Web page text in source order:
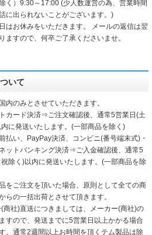
除く）9:30～17:00 (少人数運営の為、営業時間
に出られないことがございます。)
はお休みをいただきます。 メールの返信は翌
ますので、何卒ご了承くださいませ。
いて
内のみとさせていただきます。
カード決済⇒ご注文確認後、通常5営業日(土
内に発送いたします。(一部商品を除く)
払い、PayPay決済、コンビニ(番号端末式)・
ットバンキング決済⇒ご入金確認後、通常5
除く)以内に発送いたします。(一部商品を除
をご注文を頂いた場合、原則として全ての商
らの一括出荷とさせて頂きます。
社)直送につきましては、メーカー(商社)の
すので、発送までに5営業日以上かかる場合
。通常2週間以上お時間を頂くテム製品は除